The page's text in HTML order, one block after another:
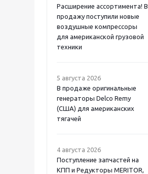
Расширение ассортимента! В
продажу поступили новые
воздушные компрессоры
для американской грузовой
техники
5 августа 2026
В продаже оригинальные
генераторы Delco Remy
(США) для американских
тягачей
4 августа 2026
Поступление запчастей на
КПП и Редукторы MERITOR,